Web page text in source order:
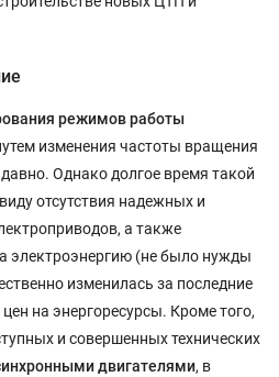
режимов работы
изменения частоты вращения
Однако долгое время такой
отсутствия надежных и
а также
электроэнергию (не было нужды
изменилась за последние
на энергоресурсы. Кроме того,
и совершенных технических
двигателями, в